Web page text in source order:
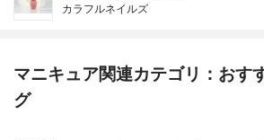
カラフルネイルズ
マニキュア関連カテゴリ：おす
グ